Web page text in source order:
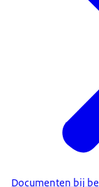
Documenten bij